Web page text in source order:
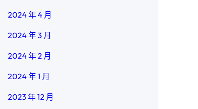
2024 年 4 月
2024 年 3 月
2024 年 2 月
2024 年 1 月
2023 年 12 月